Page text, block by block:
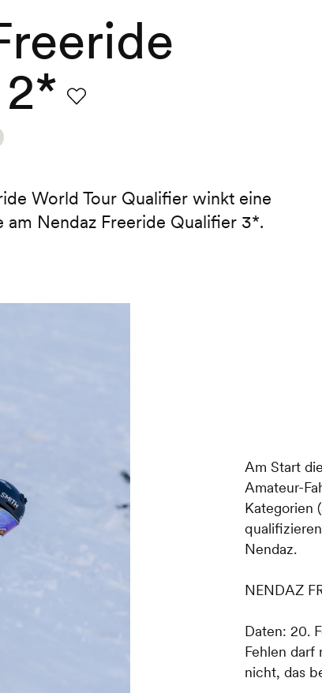
World Tour Qualifier winkt eine
am Nendaz Freeride Qualifier 3*.
Am Start
Amateur-
Kategorien
Nendaz.
NENDAZ
Daten: 20.
Fehlen darf
nicht, das